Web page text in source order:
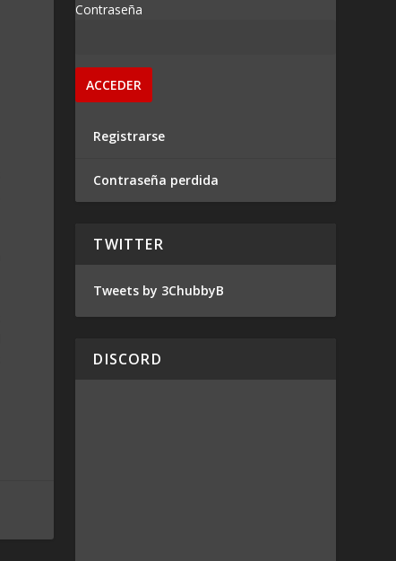
Contraseña
Registrarse
Contraseña perdida
TWITTER
Tweets by 3ChubbyB
DISCORD